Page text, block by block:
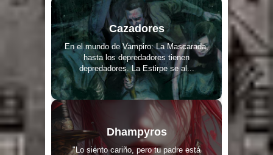
Cazadores
En el mundo de Vampiro: La Mascarada,
hasta los depredadores tienen
depredadores. La Estirpe se al...
Dhampyros
"Lo siento cariño, pero tu padre está